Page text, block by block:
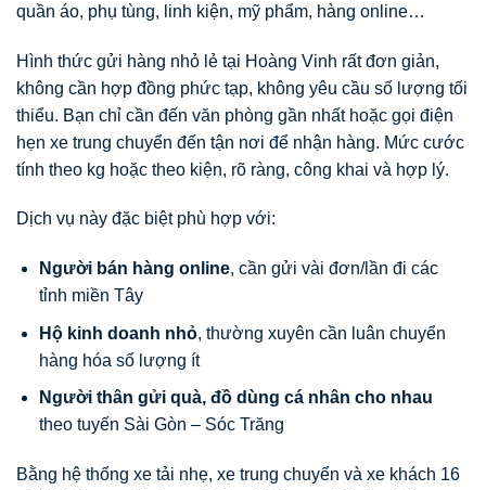
quần áo, phụ tùng, linh kiện, mỹ phẩm, hàng online…
Hình thức gửi hàng nhỏ lẻ tại Hoàng Vinh rất đơn giản,
không cần hợp đồng phức tạp, không yêu cầu số lượng tối
thiểu. Bạn chỉ cần đến văn phòng gần nhất hoặc gọi điện
hẹn xe trung chuyển đến tận nơi để nhận hàng. Mức cước
tính theo kg hoặc theo kiện, rõ ràng, công khai và hợp lý.
Dịch vụ này đặc biệt phù hợp với:
Người bán hàng online, cần gửi vài đơn/lần đi các
tỉnh miền Tây
Hộ kinh doanh nhỏ, thường xuyên cần luân chuyển
hàng hóa số lượng ít
Người thân gửi quà, đồ dùng cá nhân cho nhau
theo tuyến Sài Gòn – Sóc Trăng
Bằng hệ thống xe tải nhẹ, xe trung chuyển và xe khách 16